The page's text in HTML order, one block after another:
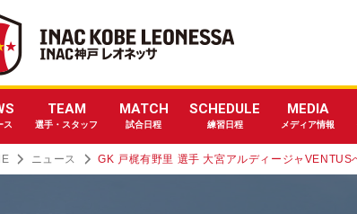
ス
TEAM
選手・スタッフ
MATCH
試合日程
SCHEDULE
練習日程
MEDIA
メディア情報
ニュース GK 戸梶有野里 選手 大宮アルディージャVENTUS